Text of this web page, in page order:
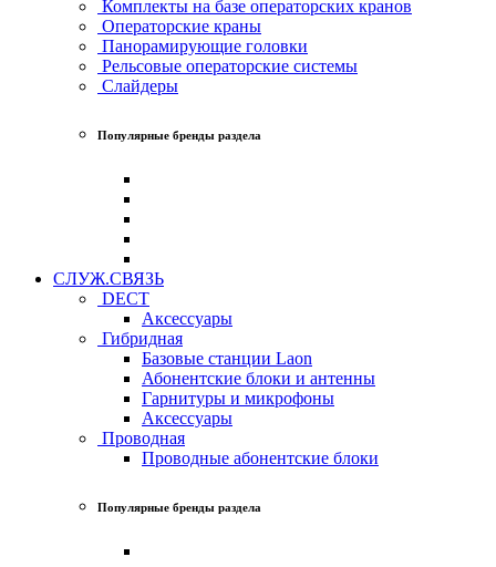
Комплекты на базе операторских кранов
Операторские краны
Панорамирующие головки
Рельсовые операторские системы
Слайдеры
Популярные бренды раздела
СЛУЖ.СВЯЗЬ
DECT
Аксессуары
Гибридная
Базовые станции Laon
Абонентские блоки и антенны
Гарнитуры и микрофоны
Аксессуары
Проводная
Проводные абонентские блоки
Популярные бренды раздела